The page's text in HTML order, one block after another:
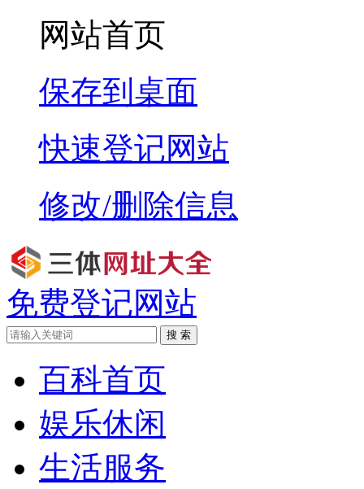
网站首页
保存到桌面
快速登记网站
修改/删除信息
免费登记网站
搜 索
百科首页
娱乐休闲
生活服务